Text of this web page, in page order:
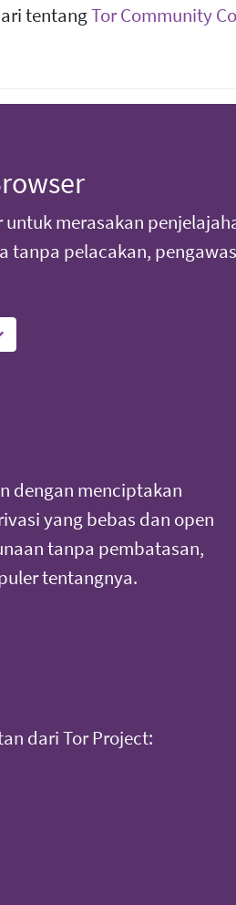
tentangTor Community
untuk merasakan
tanpa pelacakan,
dengan menciptakan
yang bebas dan open
tanpa pembatasan,
tentangnya.
dari Tor Project: